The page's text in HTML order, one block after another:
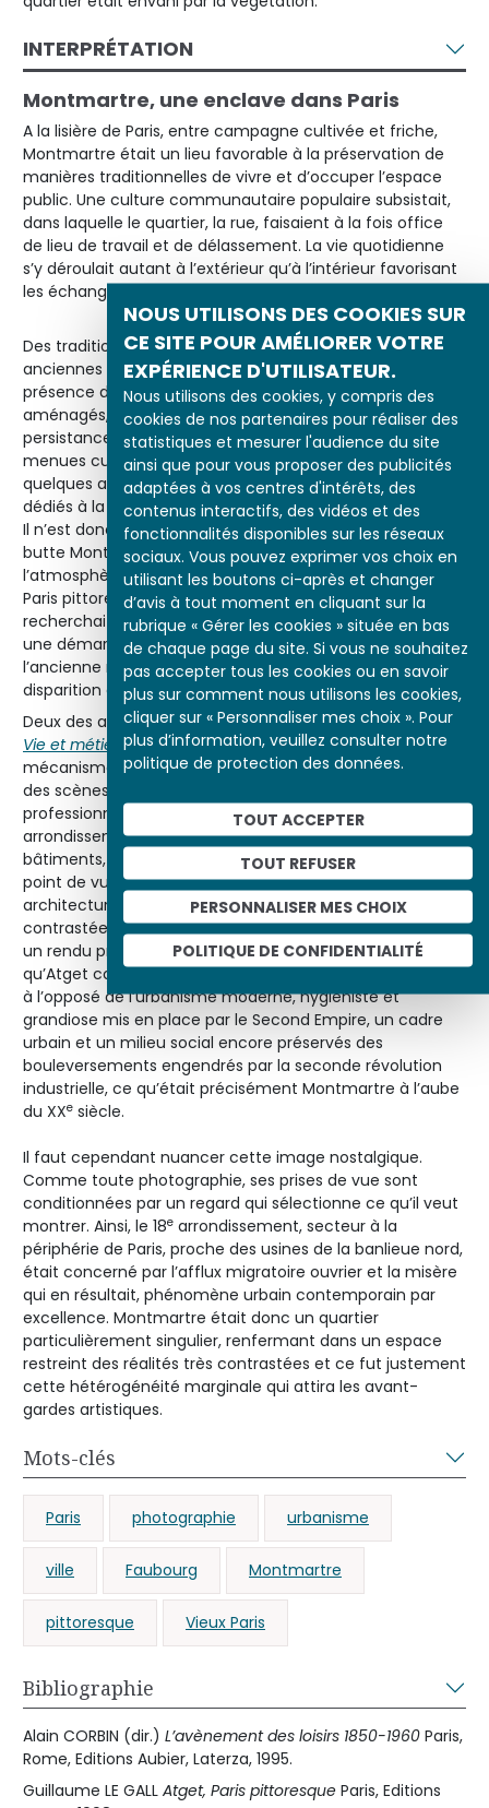
NOUS UTILISONS DES COOKIES SUR
CE SITE POUR AMÉLIORER VOTRE
EXPÉRIENCE D'UTILISATEUR.
Nous utilisons des cookies, y compris des
cookies de nos partenaires pour réaliser des
statistiques et mesurer l'audience du site
ainsi que pour vous proposer des publicités
adaptées à vos centres d'intérêts, des
contenus interactifs, des vidéos et des
fonctionnalités disponibles sur les réseaux
sociaux. Vous pouvez exprimer vos choix en
utilisant les boutons ci-après et changer
d’avis à tout moment en cliquant sur la
rubrique « Gérer les cookies » située en bas
de chaque page du site. Si vous ne souhaitez
pas accepter tous les cookies ou en savoir
plus sur comment nous utilisons les cookies,
cliquer sur « Personnaliser mes choix ». Pour
plus d’information, veuillez consulter notre
politique de protection des données.
TOUT ACCEPTER
TOUT REFUSER
PERSONNALISER MES CHOIX
POLITIQUE DE CONFIDENTIALITÉ
INTERPRÉTATION
Montmartre, une enclave dans Paris
A la lisière de Paris, entre campagne cultivée et friche,
Montmartre était un lieu favorable à la préservation de
manières traditionnelles de vivre et d’occuper l’espace
public. Une culture communautaire populaire subsistait,
dans laquelle le quartier, la rue, faisaient à la fois office
de lieu de travail et de délassement. La vie quotidienne
s’y déroulait autant à l’extérieur qu’à l’intérieur favorisant
les échanges et la sociabilité collective.
Des traditions d’autosubsistances paysannes et ouvrières
anciennes semblent également avoir été poursuivies. La
présence de petits champs, de jardins cultivés et
aménagés, sur la butte Montmartre pourrait signifier la
persistance d’une existence en partie autarcique : les
menues cultures, qui étaient associées à l’élevage de
quelques animaux domestiques, étaient sans doute
dédiés à la consommation familiale.
Il n’est donc pas étonnant qu’Atget ait photographié la
butte Montmartre et que ses clichés reflètent bien
l’atmosphère particulière qui y régnait : il y retrouvait le
Paris pittoresque et la vie de quartier populaire qu’il
recherchait. Celui-ci s’attachait en effet à décrire, selon
une démarche documentaire, ce qui restait de
l’ancienne morphologie de Paris et les activités en voie de
disparition qui s’y déroulaient.
Deux des albums qu’il réalisa,Les petits métiers de Pariset
Vie et métiers à Paris, dépeignent notamment les
mécanismes d’appropriation de l’espace public à travers
des scènes de la vie quotidienne et des usages
professionnels de la rue. Ses clichés du 18
arrondissement s’attachent essentiellement aux
bâtiments, d’où le choix d’un cadrage large, prenant le
point de vue du piéton, qui exprime au mieux la sensation
architecturale, et d’une luminosité diffuse, peu
contrastée. Celle-ci n’élimine pas les détails et autorise
un rendu précis qui correspond à la qualité de document
qu’Atget conférait à ses images. Il montrait alors une ville
à l’opposé de l’urbanisme moderne, hygiéniste et
grandiose mis en place par le Second Empire, un cadre
urbain et un milieu social encore préservés des
bouleversements engendrés par la seconde révolution
industrielle, ce qu’était précisément Montmartre à l’aube
du XXe siècle.
Il faut cependant nuancer cette image nostalgique.
Comme toute photographie, ses prises de vue sont
conditionnées par un regard qui sélectionne ce qu’il veut
montrer. Ainsi, le 18e arrondissement, secteur à la
périphérie de Paris, proche des usines de la banlieue nord,
était concerné par l’afflux migratoire ouvrier et la misère
qui en résultait, phénomène urbain contemporain par
excellence. Montmartre était donc un quartier
particulièrement singulier, renfermant dans un espace
restreint des réalités très contrastées et ce fut justement
cette hétérogénéité marginale qui attira les avant-
gardes artistiques.
Mots-clés
Paris photographie urbanisme
ville Faubourg Montmartre
pittoresque Vieux Paris
Bibliographie
Alain CORBIN (dir.) L’avènement des loisirs 1850-1960 Paris,
Rome, Editions Aubier, Laterza, 1995.
Guillaume LE GALL Atget, Paris pittoresque Paris, Editions